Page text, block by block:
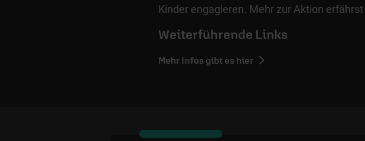
Kinder engagieren. Mehr zur Aktion
Weiterführende Links
Mehr Infos gibt es hier